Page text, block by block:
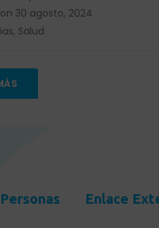
30 agosto, 2024
, Salud
Enlace